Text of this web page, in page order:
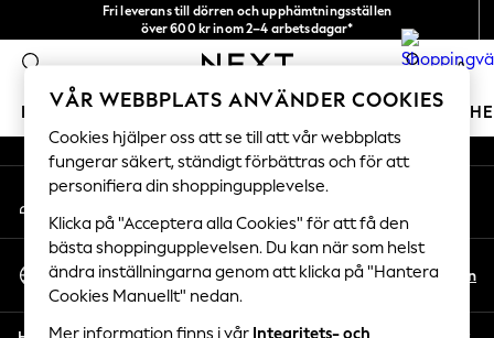
Fri leverans till dörren och upphämtningsställen
över 600 kr inom 2–4 arbetsdagar*
0
FLICKOR POJKAR BABY DAMER HERRAR
GIRLS
New In
50 - 92cm
98 - 110cm
116 - 134cm
140 - 174cm
Trending: Top & Short Sets
An error occurred on client
Våra sociala nätverk
Mitt konto
Logga in på ditt konto
Välj Språk
Svenska
Sv En
VÅR WEBBPLATS ANVÄNDER COOKIES
Cookies hjälper oss att se till att vår webbplats
fungerar säkert, ständigt förbättras och för att
personifiera din shoppingupplevelse.
Klicka på "Acceptera alla Cookies" för att få den
bästa shoppingupplevelsen. Du kan när som helst
ändra inställningarna genom att klicka på "Hantera
Cookies Manuellt" nedan.